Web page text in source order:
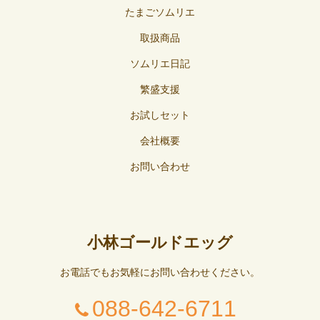
たまごソムリエ
取扱商品
ソムリエ日記
繁盛支援
お試しセット
会社概要
お問い合わせ
小林ゴールドエッグ
お電話でもお気軽にお問い合わせください。
088-642-6711